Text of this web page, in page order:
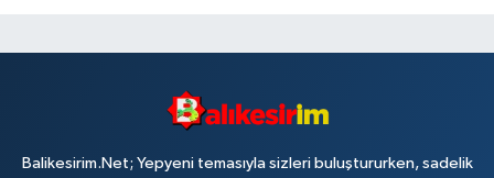
Balikesirim.Net; Yepyeni temasıyla sizleri buluştururken, sadelik